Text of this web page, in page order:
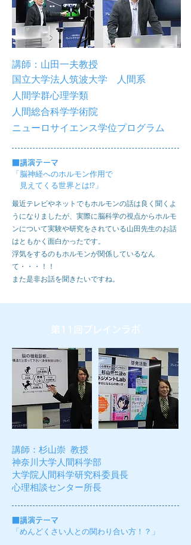
講師：山田一夫教授
国立大学法人筑波大学 人間系
人間学群心理学類
人間総合科学学術院
​ニューロサイエンス学位プログラム
講演テーマ
「脳神経へのホルモン作用で
​ 見えてくる世界とは⁉︎」
最近テレビやネットでもホルモンの話は良く聞くよ
うになりましたが、実際に脳科学の視点からホルモ
ンについて実験や研究をされている山田先生のお話
はともかく面白かったです。
​浮気をするのもホルモンが関係しているなん
て・・・！！
​また是非お話を聞きたいですね。
第11回ブレインラボ
講師： 杉山崇 教授
神奈川大学人間科学部
大学院人間科学研究科委員長
​心理相談センター所長
講演テーマ
「めんどくさい人との関わり合い方！？」